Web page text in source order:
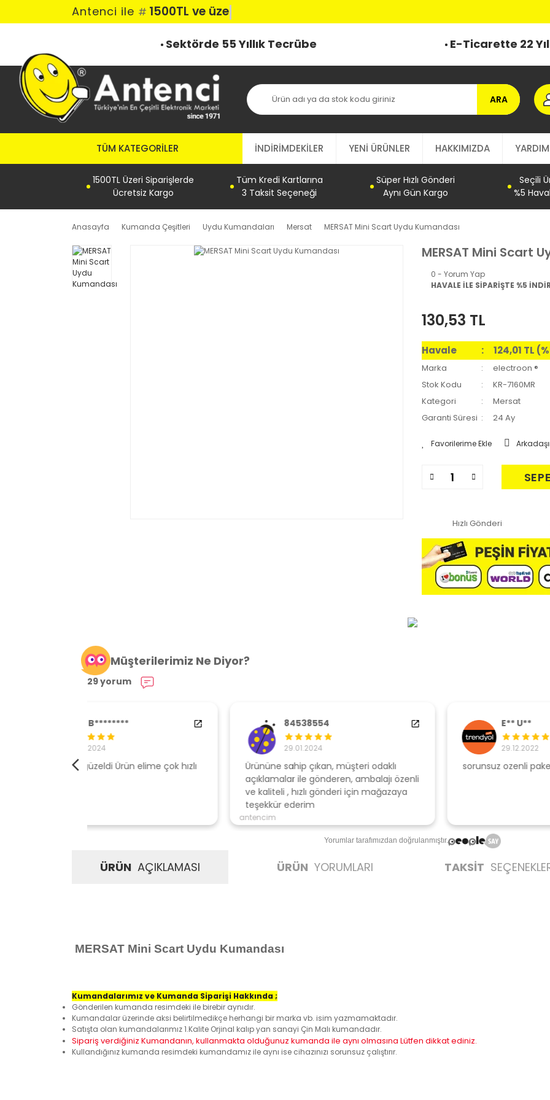
Antenci ile # 1500TL ve üzeri
Sektörde 55 Yıllık Tecrübe E-Ticarette 22
ARA
TÜM KATEGORILER İNDİRİMDEKİLER YENİ ÜRÜNLER HAKKIMIZDA YARDIM
1500TL Üzeri Siparişlerde
Ücretsiz Kargo
Tüm Kredi Kartlarına
3 Taksit Seçeneği
Süper Hızlı Gönderi
Aynı Gün Kargo
Seçili
%5
Anasayfa Kumanda Çeşitleri Uydu Kumandaları Mersat MERSAT Mini Scart Uydu Kumandası
MERSAT Mini Scart
0 - Yorum Yap
HAVALE İLE SİPARİŞTE %5
130,53 TL
Havale 124,01 TL
Marka
electroon ®
Stok Kodu
KR-7160MR
Kategori
Mersat
Garanti Süresi
24 Ay
Hızlı Gönderi
Müşterilerimiz Ne Diyor?
29 yorum
Ürününe sahip çıkan, müşteri odaklı
açıklamalar ile gönderen, ambalajı özenli
ve kaliteli , hızlı gönderi için mağazaya
sorunsuz ozenli paketleme
Yorumlar tarafımızdan doğrulanmıştır.
ÜRÜN AÇIKLAMASI ÜRÜN YORUMLARI TAKSİT
MERSAT Mini Scart Uydu Kumandası
Kumandalarımız ve Kumanda Siparişi Hakkında ;
Gönderilen kumanda resimdeki ile birebir aynıdır.
Kumandalar üzerinde aksi belirtilmedikçe herhangi bir marka vb. isim yazmamaktadır.
Satışta olan kumandalarımız 1.Kalite Orjinal kalıp yan sanayi Çin Malı kumandadır.
Sipariş verdiğiniz Kumandanın, kullanmakta olduğunuz kumanda ile aynı olmasına Lütfen dikkat ediniz.
Kullandığınız kumanda resimdeki kumandamız ile aynı ise cihazınızı sorunsuz çalıştırır.